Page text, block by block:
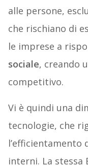
alle persone,
che rischiano di
le imprese a
sociale, creando
competitivo.
Vi è quindi una
tecnologie, che
l’efficientamento
interni. La stessa